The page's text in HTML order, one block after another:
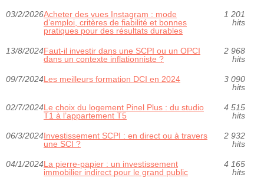
03/2/2026Acheter des vues Instagram : mode
d’emploi, critères de fiabilité et bonnes
pratiques pour des résultats durables
1 201
hits
13/8/2024Faut-il investir dans une SCPI ou un OPCI
dans un contexte inflationniste ?
2 968
hits
09/7/2024Les meilleurs formation DCI en 2024
3 090
hits
02/7/2024Le choix du logement Pinel Plus : du studio
T1 à l’appartement T5
4 515
hits
06/3/2024Investissement SCPI : en direct ou à travers
une SCI ?
2 932
hits
04/1/2024La pierre-papier : un investissement
immobilier indirect pour le grand public
4 165
hits